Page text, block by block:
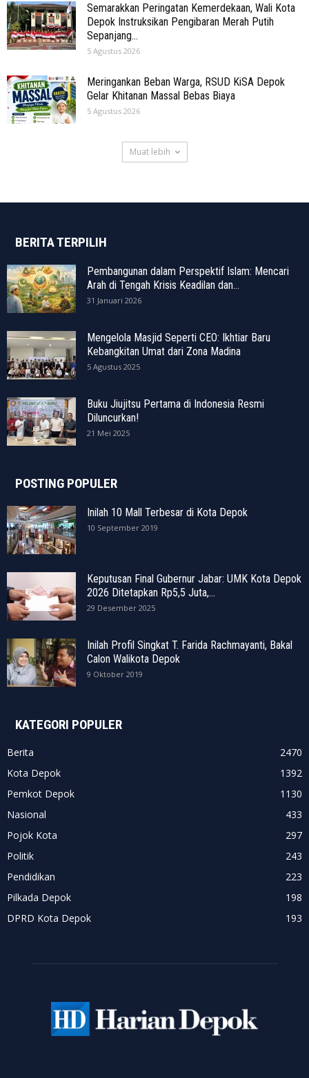
Semarakkan Peringatan Kemerdekaan, Wali Kota
Depok Instruksikan Pengibaran Merah Putih
Sepanjang...
5 Agustus 2026
Meringankan Beban Warga, RSUD KiSA Depok
Gelar Khitanan Massal Bebas Biaya
5 Agustus 2026
Muat lebih
BERITA TERPILIH
Pembangunan dalam Perspektif Islam: Mencari
Arah di Tengah Krisis Keadilan dan...
31 Januari 2026
Mengelola Masjid Seperti CEO: Ikhtiar Baru
Kebangkitan Umat dari Zona Madina
5 Agustus 2025
Buku Jiujitsu Pertama di Indonesia Resmi
Diluncurkan!
21 Mei 2025
POSTING POPULER
Inilah 10 Mall Terbesar di Kota Depok
10 September 2019
Keputusan Final Gubernur Jabar: UMK Kota Depok
2026 Ditetapkan Rp5,5 Juta,...
29 Desember 2025
Inilah Profil Singkat T. Farida Rachmayanti, Bakal
Calon Walikota Depok
9 Oktober 2019
KATEGORI POPULER
Berita
2470
Kota Depok
1392
Pemkot Depok
1130
Nasional
433
Pojok Kota
297
Politik
243
Pendidikan
223
Pilkada Depok
198
DPRD Kota Depok
193